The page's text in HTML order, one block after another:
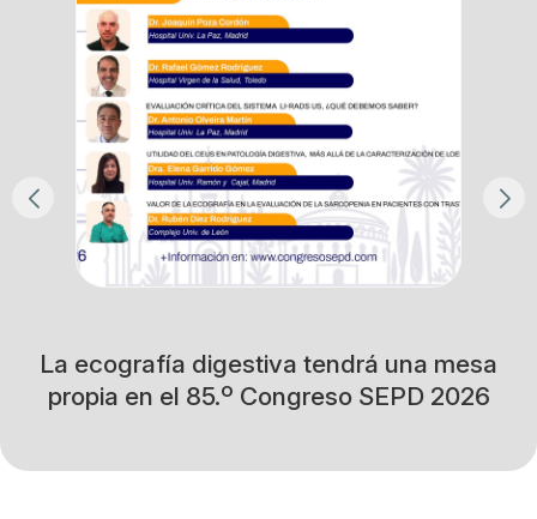
La ecografía digestiva tendrá una mesa
propia en el 85.º Congreso SEPD 2026